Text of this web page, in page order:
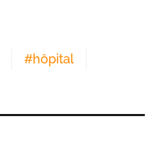
#hôpital